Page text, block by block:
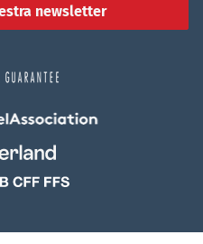
newsletter